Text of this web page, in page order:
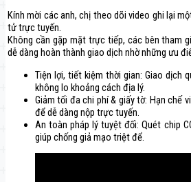
Kính mời các anh, chị theo dõi video ghi lại
tử trực tuyến.
Không cần gặp mặt trực tiếp, các bên tham
dễ dàng hoàn thành giao dịch nhờ những ưu
Tiện lợi, tiết kiệm thời gian: Giao dịch
không lo khoảng cách địa lý.
Giảm tối đa chi phí & giấy tờ: Hạn chế
để dễ dàng nộp trực tuyến.
An toàn pháp lý tuyệt đối: Quét chip
giúp chống giả mạo triệt để.